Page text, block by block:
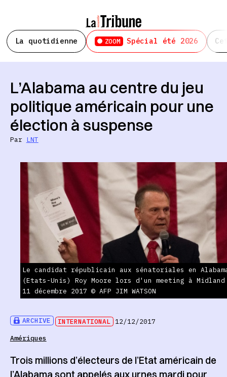
La quotidienne ZOOM Spécial été 2026
ARCHIVE INTERNATIONAL 12/12/2017
Amériques
L’Alabama au centre du jeu
politique américain pour une
élection à suspense
Par LNT
Le candidat républicain aux sénatoriales en
(Etats-Unis) Roy Moore lors d'un meeting à
11 décembre 2017 © AFP JIM WATSON
Trois millions d’électeurs de l’Etat américain de
l’Alabama sont appelés aux urnes mardi pour